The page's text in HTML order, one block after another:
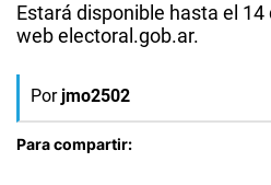
Estará disponible hasta el
web electoral.gob.ar.
Por jmo2502
Para compartir: